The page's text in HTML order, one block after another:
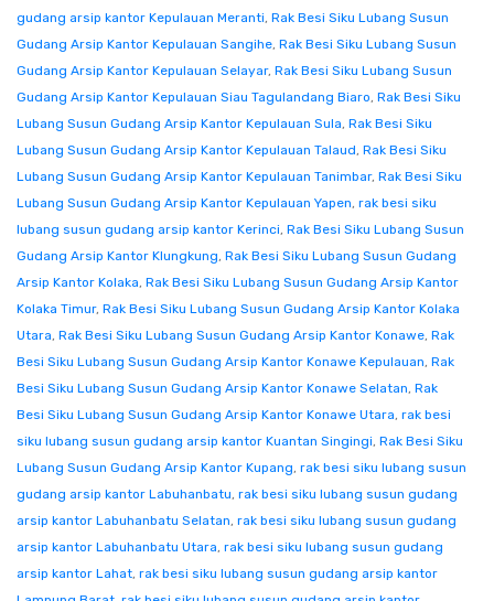
gudang arsip kantor Kepulauan Meranti, Rak Besi Siku Lubang Susun
Gudang Arsip Kantor Kepulauan Sangihe, Rak Besi Siku Lubang Susun
Gudang Arsip Kantor Kepulauan Selayar, Rak Besi Siku Lubang Susun
Gudang Arsip Kantor Kepulauan Siau Tagulandang Biaro, Rak Besi Siku
Lubang Susun Gudang Arsip Kantor Kepulauan Sula, Rak Besi Siku
Lubang Susun Gudang Arsip Kantor Kepulauan Talaud, Rak Besi Siku
Lubang Susun Gudang Arsip Kantor Kepulauan Tanimbar, Rak Besi Siku
Lubang Susun Gudang Arsip Kantor Kepulauan Yapen, rak besi siku
lubang susun gudang arsip kantor Kerinci, Rak Besi Siku Lubang Susun
Gudang Arsip Kantor Klungkung, Rak Besi Siku Lubang Susun Gudang
Arsip Kantor Kolaka, Rak Besi Siku Lubang Susun Gudang Arsip Kantor
Kolaka Timur, Rak Besi Siku Lubang Susun Gudang Arsip Kantor Kolaka
Utara, Rak Besi Siku Lubang Susun Gudang Arsip Kantor Konawe, Rak
Besi Siku Lubang Susun Gudang Arsip Kantor Konawe Kepulauan, Rak
Besi Siku Lubang Susun Gudang Arsip Kantor Konawe Selatan, Rak
Besi Siku Lubang Susun Gudang Arsip Kantor Konawe Utara, rak besi
siku lubang susun gudang arsip kantor Kuantan Singingi, Rak Besi Siku
Lubang Susun Gudang Arsip Kantor Kupang, rak besi siku lubang susun
gudang arsip kantor Labuhanbatu, rak besi siku lubang susun gudang
arsip kantor Labuhanbatu Selatan, rak besi siku lubang susun gudang
arsip kantor Labuhanbatu Utara, rak besi siku lubang susun gudang
arsip kantor Lahat, rak besi siku lubang susun gudang arsip kantor